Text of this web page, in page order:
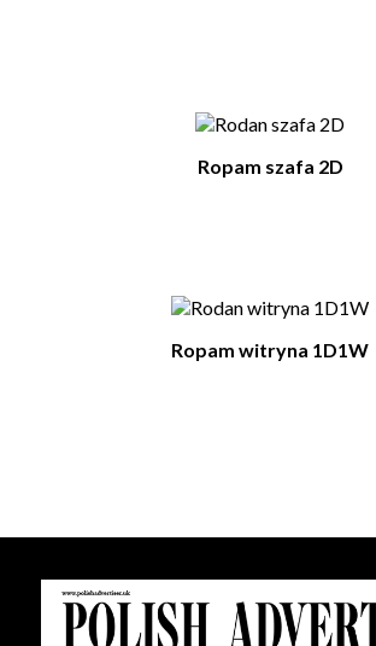
Ropam szafa 2D
Ropam witryna 1D1W